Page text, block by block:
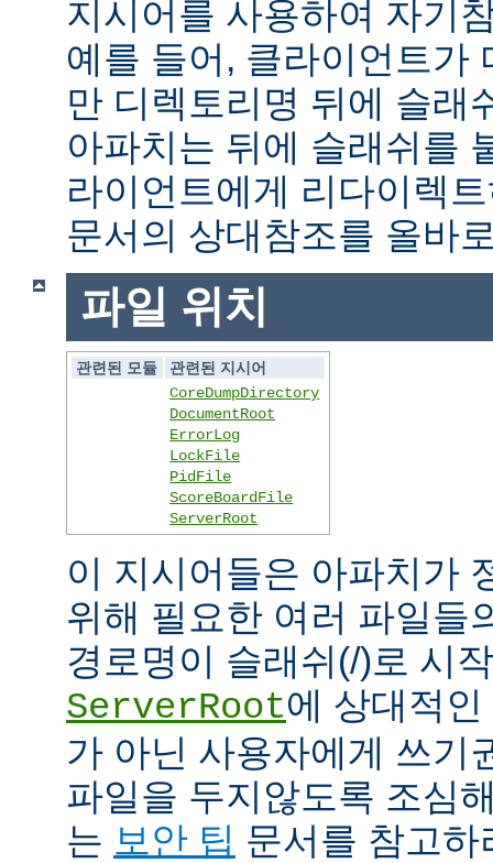
지시어를 사용하여 자기
예를 들어, 클라이언트가
만 디렉토리명 뒤에 슬래
아파치는 뒤에 슬래쉬를
라이언트에게 리다이렉
문서의 상대참조를 올바
파일 위치
관련된 모듈
관련된 지시어
CoreDumpDirectory
DocumentRoot
ErrorLog
LockFile
PidFile
ScoreBoardFile
ServerRoot
이 지시어들은 아파치가
위해 필요한 여러 파일들
경로명이 슬래쉬(/)로 시
ServerRoot에 상대적
가 아닌 사용자에게 쓰기
파일을 두지않도록 조심
는 보안 팁 문서를 참고하